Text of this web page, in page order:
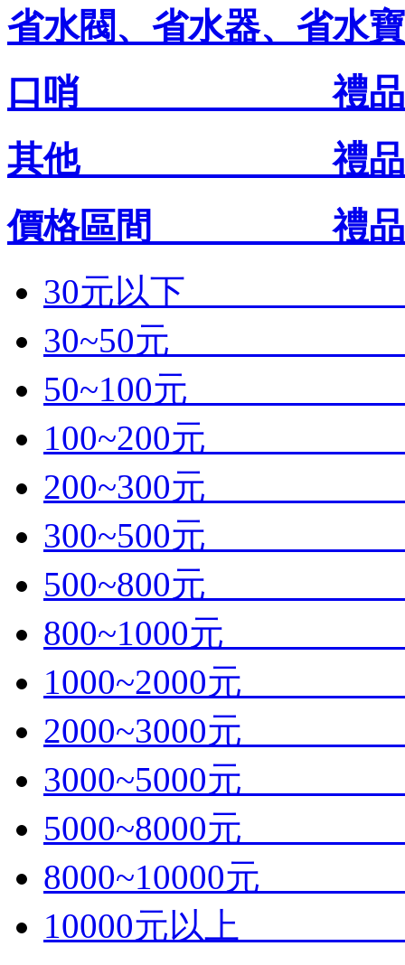
省水閥、省水器、省水
口哨 禮品王禮
其他 禮品王禮
價格區間 禮品王
30元以下 禮
30~50元
50~100元
100~200元
200~300元
300~500元
500~800元
800~1000元
1000~2000元
2000~3000元
3000~5000元
5000~8000元
8000~10000
10000元以上